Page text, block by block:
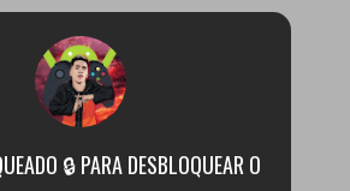
🔒 PARA DESBLOQUEAR O